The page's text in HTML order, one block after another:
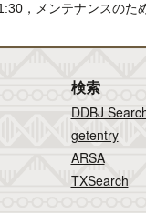
，メンテナンスのた
検索
DDBJ
getentry
ARSA
TXSearch